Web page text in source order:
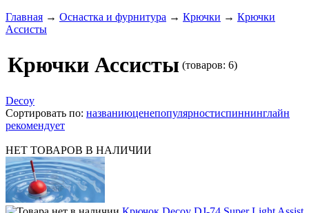
Главная → Оснастка и фурнитура → Крючки → Крючки
Ассисты
Крючки Ассисты (товаров: 6)
Decoy
Сортировать по: названиюценепопулярностиспиннинглайн
рекомендует
НЕТ ТОВАРОВ В НАЛИЧИИ